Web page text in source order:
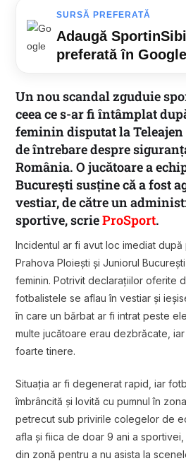
SURSĂ PREFERATĂ
Adaugă
preferată în Google
Un nou scandal zguduie
ceea ce s-ar fi întâmplat
feminin disputat la
de întrebare despre
România. O jucătoare a
București susține că a fost
vestiar, de către un
sportive, scrieProSport.
Incidentul ar fi avut loc imediat
Prahova Ploiești și Juniorul
feminin. Potrivit declarațiilor oferite
fotbalistele se aflau în vestiar și
în care un bărbat ar fi intrat peste
multe jucătoare erau dezbrăcate,
foarte tinere.
Situația ar fi degenerat rapid, iar
îmbrâncită și lovită cu pumnul în
petrecut sub privirile colegelor de
afla și fiica de doar 9 ani a
din zonă pentru a nu asista la